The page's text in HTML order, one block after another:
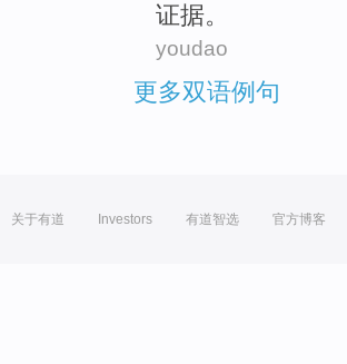
证据。
youdao
更多双语例句
关于有道 Investors 有道智选 官方博客